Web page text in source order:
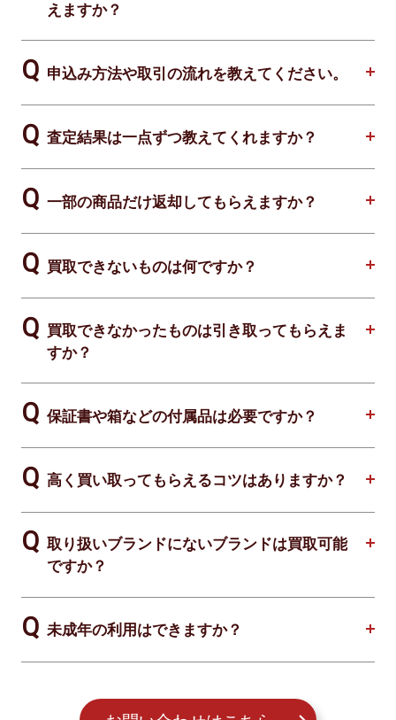
えますか？
申込み方法や取引の流れを教えてください。
査定結果は一点ずつ教えてくれますか？
一部の商品だけ返却してもらえますか？
買取できないものは何ですか？
買取できなかったものは引き取ってもらえま
すか？
保証書や箱などの付属品は必要ですか？
高く買い取ってもらえるコツはありますか？
取り扱いブランドにないブランドは買取可能
ですか？
未成年の利用はできますか？